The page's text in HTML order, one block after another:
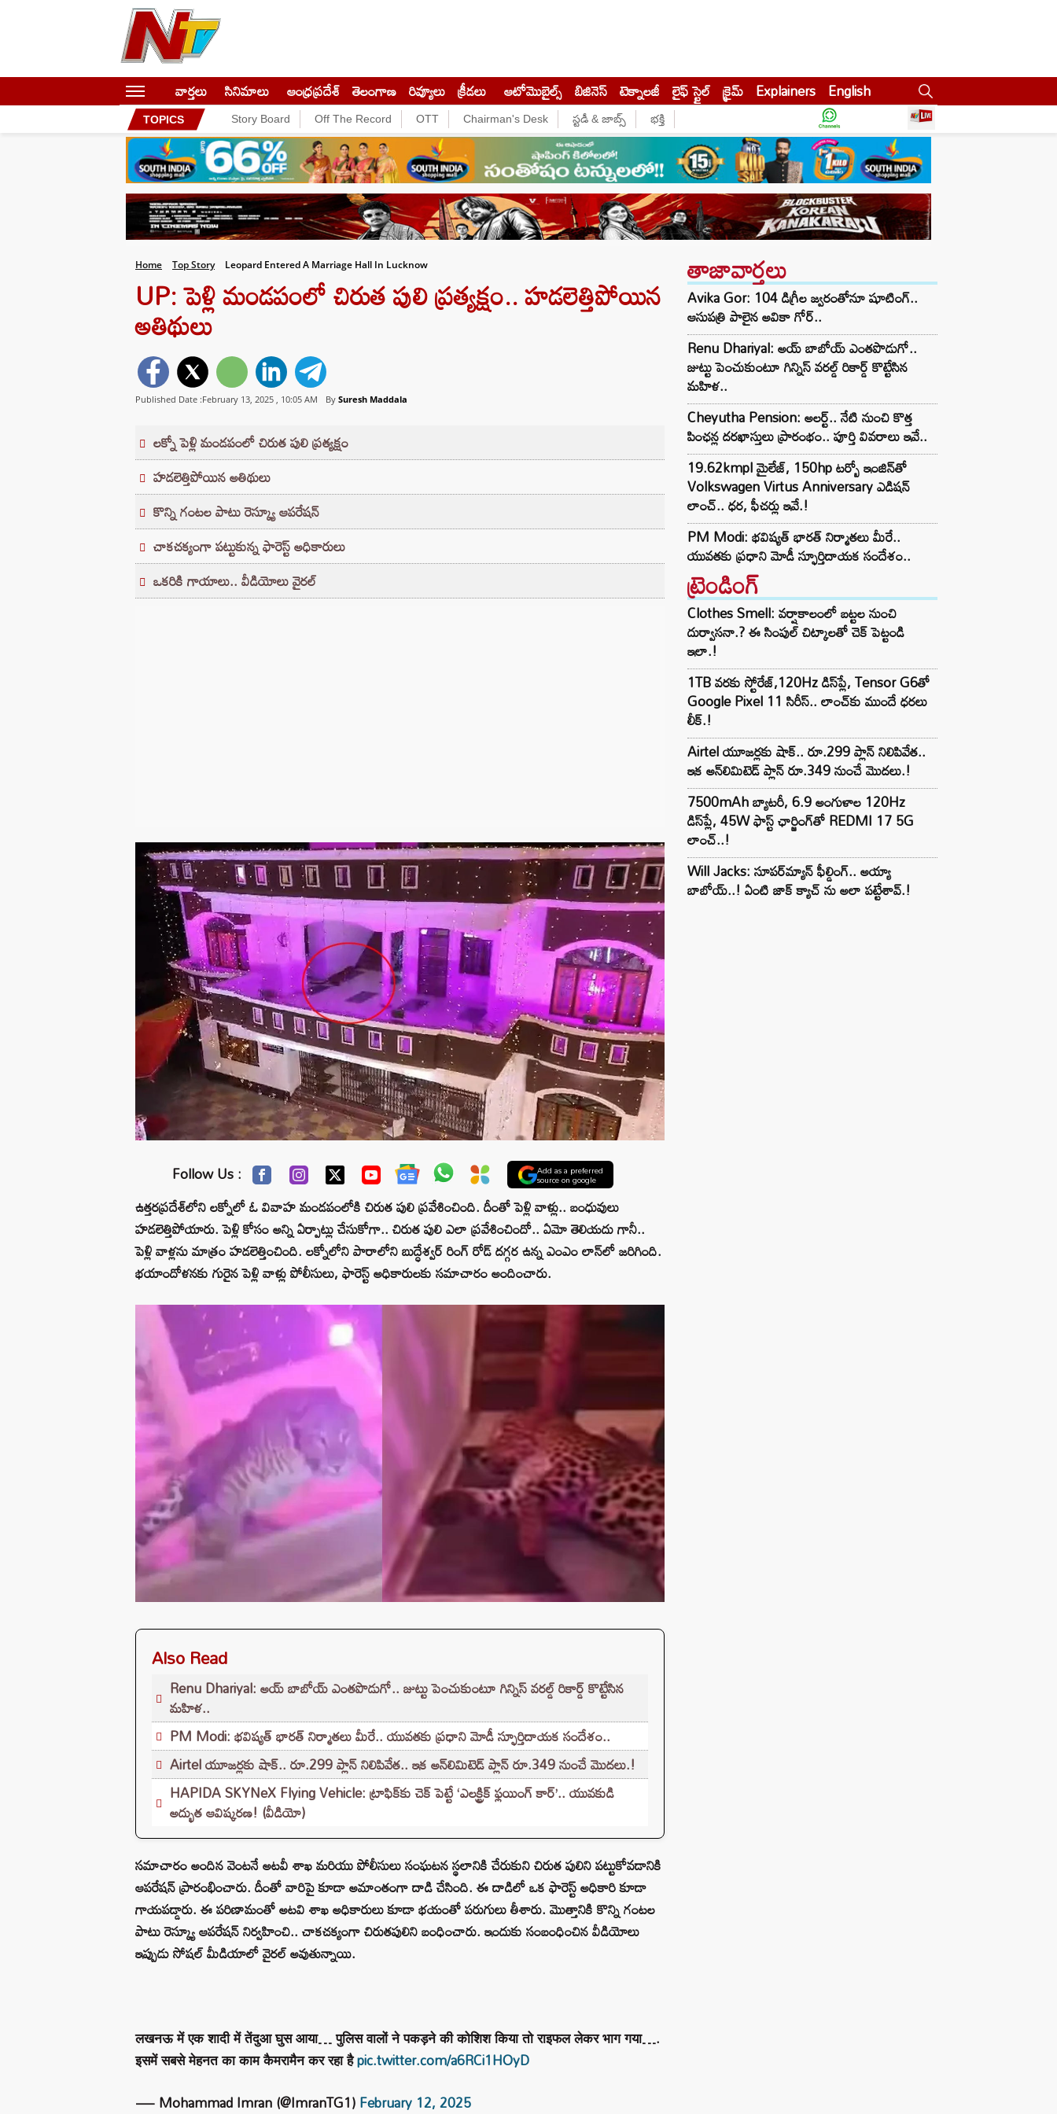
వార్తలు సినిమాలు ఆంధ్రప్రదేశ్ తెలంగాణ రివ్యూలు క్రీడలు ఆటోమొబైల్స్ బిజినెస్‌ టెక్నాలజీ లైఫ్ స్టైల్ క్రైమ్ Explainers English
TOPICS Story Board Off The Record OTT Chairman's Desk స్టడీ & జాబ్స్ భక్తి
Home Top Story Leopard Entered A Marriage Hall In Lucknow
UP: పెళ్లి మండపంలో చిరుత పులి ప్రత్యక్షం.. హడలెత్తిపోయిన
అతిథులు
Published Date :February 13, 2025 , 10:05 AM By Suresh Maddala
లక్నో పెళ్లి మండపంలో చిరుత పులి ప్రత్యక్షం
హడలెత్తిపోయిన అతిథులు
కొన్ని గంటల పాటు రెస్క్యూ ఆపరేషన్
చాకచక్యంగా పట్టుకున్న ఫారెస్ట్ అధికారులు
ఒకరికి గాయాలు.. వీడియోలు వైరల్
Follow Us : Add as a preferred
source on google
ఉత్తరప్రదేశ్‌లోని లక్నోలో ఓ వివాహ మండపంలోకి చిరుత పులి ప్రవేశించింది. దీంతో పెళ్లి వాళ్లు.. బంధువులు
హడలెత్తిపోయారు. పెళ్లి కోసం అన్ని ఏర్పాట్లు చేసుకోగా.. చిరుత పులి ఎలా ప్రవేశించిందో.. ఏమో తెలియదు గానీ..
పెళ్లి వాళ్లను మాత్రం హడలెత్తించింది. లక్నోలోని పారాలోని బుద్ధేశ్వర్ రింగ్ రోడ్ దగ్గర ఉన్న ఎంఎం లాన్‌లో జరిగింది.
భయాందోళనకు గురైన పెళ్లి వాళ్లు పోలీసులు, ఫారెస్ట్ అధికారులకు సమాచారం అందించారు.
Also Read
Renu Dhariyal: అయ్ బాబోయ్ ఎంతపొడుగో.. జుట్టు పెంచుకుంటూ గిన్నిస్ వరల్డ్ రికార్డ్ కొట్టేసిన
మహిళ..
PM Modi: భవిష్యత్ భారత్ నిర్మాతలు మీరే.. యువతకు ప్రధాని మోడీ స్ఫూర్తిదాయక సందేశం..
Airtel యూజర్లకు షాక్.. రూ.299 ప్లాన్ నిలిపివేత.. ఇక అన్‌లిమిటెడ్ ప్లాన్ రూ.349 నుంచే మొదలు.!
HAPIDA SKYNeX Flying Vehicle: ట్రాఫిక్‌కు చెక్ పెట్టే ‘ఎలక్ట్రిక్ ఫ్లయింగ్ కార్’.. యువకుడి
అద్భుత ఆవిష్కరణ! (వీడియో)
సమాచారం అందిన వెంటనే అటవీ శాఖ మరియు పోలీసులు సంఘటన స్థలానికి చేరుకుని చిరుత పులిని పట్టుకోవడానికి
ఆపరేషన్ ప్రారంభించారు. దీంతో వారిపై కూడా అమాంతంగా దాడి చేసింది. ఈ దాడిలో ఒక ఫారెస్ట్ అధికారి కూడా
గాయపడ్డారు. ఈ పరిణామంతో అటవి శాఖ అధికారులు కూడా భయంతో పరుగులు తీశారు. మొత్తానికి కొన్ని గంటల
పాటు రెస్క్యూ ఆపరేషన్ నిర్వహించి.. చాకచక్యంగా చిరుతపులిని బంధించారు. ఇందుకు సంబంధించిన వీడియోలు
ఇప్పుడు సోషల్ మీడియాలో వైరల్ అవుతున్నాయి.
लखनऊ में एक शादी में तेंदुआ घुस आया… पुलिस वालों ने पकड़ने की कोशिश किया तो राइफल लेकर भाग गया….
इसमें सबसे मेहनत का काम कैमरामैन कर रहा हैpic.twitter.com/a6RCi1HOyD
— Mohammad Imran (@ImranTG1)February 12, 2025
తాజావార్తలు
Avika Gor: 104 డిగ్రీల జ్వరంతోనూ షూటింగ్..
ఆసుపత్రి పాలైన అవికా గోర్..
Renu Dhariyal: అయ్ బాబోయ్ ఎంతపొడుగో..
జుట్టు పెంచుకుంటూ గిన్నిస్ వరల్డ్ రికార్డ్ కొట్టేసిన
మహిళ..
Cheyutha Pension: అలర్ట్.. నేటి నుంచి కొత్త
పింఛన్ల దరఖాస్తులు ప్రారంభం.. పూర్తి వివరాలు ఇవే..
19.62kmpl మైలేజ్, 150hp టర్బో ఇంజిన్‌తో
Volkswagen Virtus Anniversary ఎడిషన్
లాంచ్.. ధర, ఫీచర్లు ఇవే.!
PM Modi: భవిష్యత్ భారత్ నిర్మాతలు మీరే..
యువతకు ప్రధాని మోడీ స్ఫూర్తిదాయక సందేశం..
ట్రెండింగ్‌
Clothes Smell: వర్షాకాలంలో బట్టల నుంచి
దుర్వాసనా.? ఈ సింపుల్ చిట్కాలతో చెక్ పెట్టండి
ఇలా.!
1TB వరకు స్టోరేజ్,120Hz డిస్‌ప్లే, Tensor G6తో
Google Pixel 11 సిరీస్.. లాంచ్⁭కు ముందే ధరలు
లీక్.!
Airtel యూజర్లకు షాక్.. రూ.299 ప్లాన్ నిలిపివేత..
ఇక అన్‌లిమిటెడ్ ప్లాన్ రూ.349 నుంచే మొదలు.!
7500mAh బ్యాటరీ, 6.9 అంగుళాల 120Hz
డిస్‌ప్లే, 45W ఫాస్ట్ ఛార్జింగ్‌తో REDMI 17 5G
లాంచ్..!
Will Jacks: సూపర్‌మ్యాన్ ఫీల్డింగ్.. అయ్యా
బాబోయ్..! ఏంటి జాక్ క్యాచ్ ను అలా పట్టేశావ్.!